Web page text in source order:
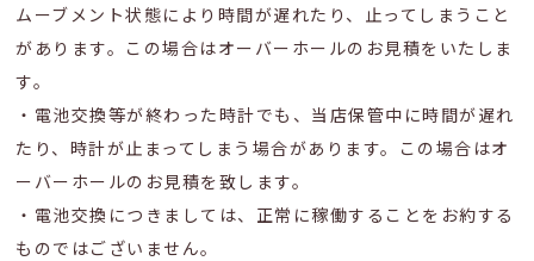
ムーブメント状態により時間が遅れたり、止ってしまうこと
があります。この場合はオーバーホールのお見積をいたしま
す。
・電池交換等が終わった時計でも、当店保管中に時間が遅れ
たり、時計が止まってしまう場合があります。この場合はオ
ーバーホールのお見積を致します。
・電池交換につきましては、正常に稼働することをお約する
ものではございません。